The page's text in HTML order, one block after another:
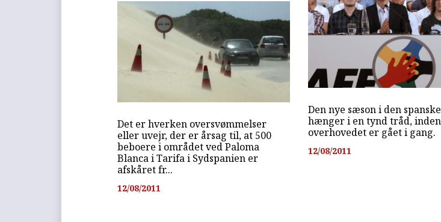
Det er hverken oversvømmelser
eller uvejr, der er årsag til, at 500
beboere i området ved Paloma
Blanca i Tarifa i Sydspanien er
afskåret fr...
12/08/2011
Den nye sæson i den
hænger i en tynd tråd,
overhovedet er gået i gang.
12/08/2011